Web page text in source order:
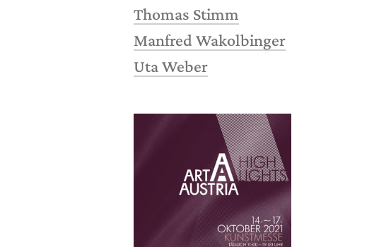
Thomas Stimm
Manfred Wakolbinger
Uta Weber